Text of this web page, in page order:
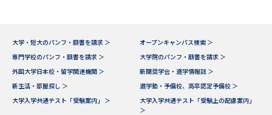
大学・短大のパンフ・願書を請求 ＞
オープンキャンパス検索 ＞
専門学校のパンフ・願書を請求 ＞
大学院のパンフ・願書を請求 ＞
外国大学日本校・留学関連機関 ＞
新聞奨学会・進学情報誌 ＞
新生活・部屋探し ＞
進学塾・予備校、高卒認定予備校 ＞
大学入学共通テスト「受験案内」 ＞
大学入学共通テスト「受験上の配慮案内」
＞